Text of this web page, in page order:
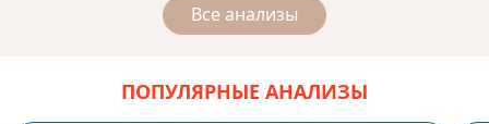
Все анализы
ПОПУЛЯРНЫЕ АНАЛИЗЫ